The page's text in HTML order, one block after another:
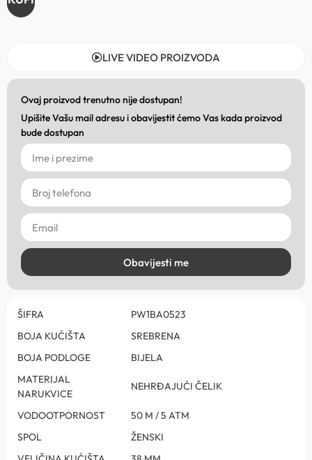
LIVE VIDEO PROIZVODA
Ovaj proizvod trenutno nije dostupan!
Upišite Vašu mail adresu i obavijestit ćemo Vas kada proizvod
bude dostupan
Obavijesti me
ŠIFRA
PW1BA0523
BOJA KUĆIŠTA
SREBRENA
BOJA PODLOGE
BIJELA
MATERIJAL
NARUKVICE
NEHRĐAJUĆI ČELIK
VODOOTPORNOST
50 M / 5 ATM
SPOL
ŽENSKI